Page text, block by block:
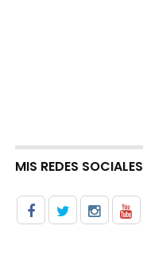
MIS REDES SOCIALES